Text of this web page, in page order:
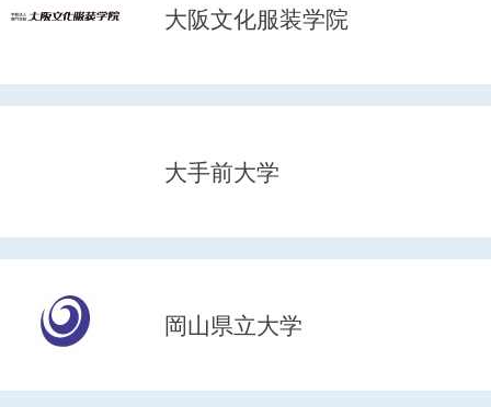
大阪文化服装学院
大手前大学
岡山県立大学